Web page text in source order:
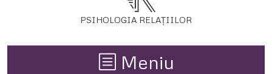
DezvoltarePSIHOLOGIA RELAȚIILOR
Meniu